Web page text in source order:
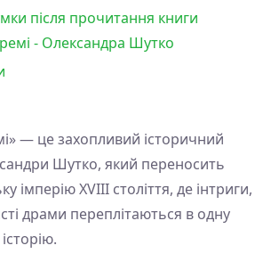
після прочитання книги
- Олександра Шутко
— це захопливий історичний
Шутко, який переносить
імперію XVIII століття, де інтриги,
драми переплітаються в одну